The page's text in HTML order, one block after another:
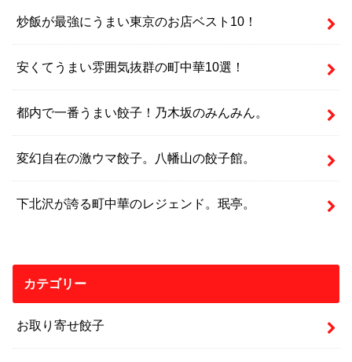
炒飯が最強にうまい東京のお店ベスト10！
安くてうまい雰囲気抜群の町中華10選！
都内で一番うまい餃子！乃木坂のみんみん。
変幻自在の激ウマ餃子。八幡山の餃子館。
下北沢が誇る町中華のレジェンド。珉亭。
カテゴリー
お取り寄せ餃子